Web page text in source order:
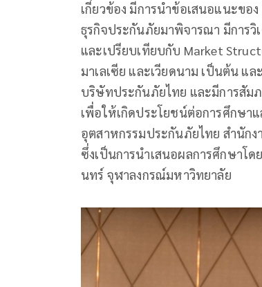
เกี่ยวข้อง มีการนำข้อเสนอแนะขอ
ธุรกิจประกันภัยมาพิจารณา มีการวิ
และเปรียบเทียบกับ Market
มาเลเซีย และเวียดนาม เป็นต้น แ
บริษัทประกันภัยไทย และมีการสั
เพื่อให้เกิดประโยชน์ต่อการศึกษา
อุตสาหกรรมประกันภัยไทย สำนัก
ซึ่งเป็นการนำเสนอผลการศึกษา
นทร์ จุฬาลงกรณ์มหาวิทยาลัย